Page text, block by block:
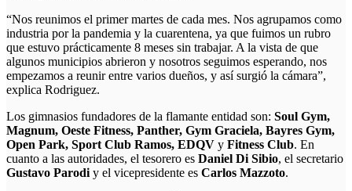
“Nos reunimos el primer martes de cada mes. Nos agrupamos como
industria por la pandemia y la cuarentena, ya que fuimos un rubro
que estuvo prácticamente 8 meses sin trabajar. A la vista de que
algunos municipios abrieron y nosotros seguimos esperando, nos
empezamos a reunir entre varios dueños, y así surgió la cámara”,
explica Rodriguez.
Los gimnasios fundadores de la flamante entidad son: Soul Gym,
Magnum, Oeste Fitness, Panther, Gym Graciela, Bayres Gym,
Open Park, Sport Club Ramos, EDQV y Fitness Club. En
cuanto a las autoridades, el tesorero es Daniel Di Sibio, el secretario
Gustavo Parodi y el vicepresidente es Carlos Mazzoto.